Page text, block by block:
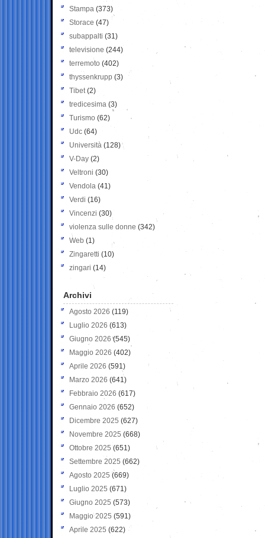
Stampa (373)
Storace (47)
subappalti (31)
televisione(244)
terremoto (402)
thyssenkrupp (3)
Tibet(2)
tredicesima (3)
Turismo (62)
Udc (64)
Università (128)
V-Day (2)
Veltroni (30)
Vendola (41)
Verdi (16)
Vincenzi (30)
violenza sulle donne (342)
Web (1)
Zingaretti (10)
zingari (14)
Archivi
Agosto 2026 (119)
Luglio 2026 (613)
Giugno 2026 (545)
Maggio 2026 (402)
Aprile 2026 (591)
Marzo 2026 (641)
Febbraio 2026 (617)
Gennaio 2026 (652)
Dicembre 2025 (627)
Novembre 2025 (668)
Ottobre 2025 (651)
Settembre 2025 (662)
Agosto 2025 (669)
Luglio 2025 (671)
Giugno 2025 (573)
Maggio 2025 (591)
Aprile 2025 (622)